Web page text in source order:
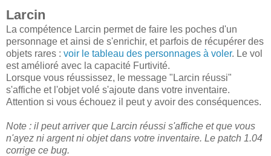
Larcin
La compétence Larcin permet de faire les poches d'un
personnage et ainsi de s'enrichir, et parfois de récupérer des
objets rares : voir le tableau des personnages à voler. Le vol
est amélioré avec la capacité Furtivité.
Lorsque vous réussissez, le message "Larcin réussi"
s'affiche et l'objet volé s'ajoute dans votre inventaire.
Attention si vous échouez il peut y avoir des conséquences.
Note : il peut arriver que Larcin réussi s'affiche et que vous
n'ayez ni argent ni objet dans votre inventaire. Le patch 1.04
corrige ce bug.